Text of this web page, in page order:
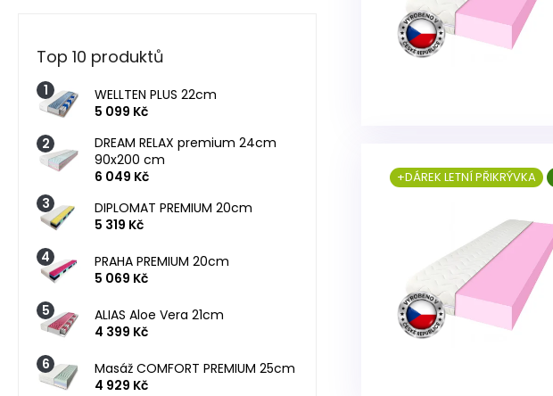
Top 10 produktů
WELLTEN PLUS 22cm
5 099 Kč
DREAM RELAX premium 24cm
90x200 cm
6 049 Kč
DIPLOMAT PREMIUM 20cm
5 319 Kč
PRAHA PREMIUM 20cm
5 069 Kč
ALIAS Aloe Vera 21cm
4 399 Kč
Masáž COMFORT PREMIUM 25cm
4 929 Kč
+DÁREK LETNÍ PŘIKRÝVKA